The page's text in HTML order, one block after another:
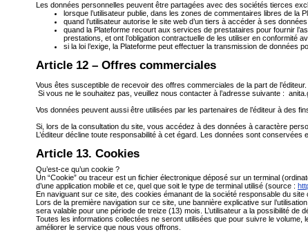
Les données personnelles peuvent être partagées avec des sociétés tierces
lorsque l’utilisateur publie, dans les zones de commentaires libres de la
quand l’utilisateur autorise le site web d’un tiers à accéder à ses données
quand la Plateforme recourt aux services de prestataires pour fournir
prestations, et ont l’obligation contractuelle de les utiliser en conformité
si la loi l’exige, la Plateforme peut effectuer la transmission de
Article 12 – Offres commerciales
Vous êtes susceptible de recevoir des offres commerciales de la part de l’éditeur.
Si vous ne le souhaitez pas, veuillez nous contacter à l’adresse suivante :
Vos données peuvent aussi être utilisées par les partenaires de l’éditeur à des
Si, lors de la consultation du site, vous accédez à des données à caractère
L’éditeur décline toute responsabilité à cet égard. Les données sont conservées
Article 13. Cookies
Qu’est-ce qu’un cookie ?
Un “Cookie” ou traceur est un fichier électronique déposé sur un terminal
d’une application mobile et ce, quel que soit le type de terminal utilisé (source :
En naviguant sur ce site, des cookies émanant de la société responsable du
Lors de la première navigation sur ce site, une bannière explicative sur
sera valable pour une période de treize (13) mois. L’utilisateur a la possibilité
Toutes les informations collectées ne seront utilisées que pour suivre le volume,
améliorer le service que nous vous offrons.